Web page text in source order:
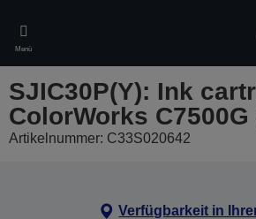
main
content
Menü
SJIC30P(Y): Ink
ColorWorks C7500G
Artikelnummer: C33S020642
Verfügbarkeit in